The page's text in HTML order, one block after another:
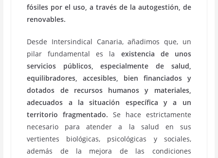
fósiles por el uso, a través de la autogestión, de
renovables.
Desde Intersindical Canaria, añadimos que, un
pilar fundamental es la existencia de unos
servicios públicos, especialmente de salud,
equilibradores, accesibles, bien financiados y
dotados de recursos humanos y materiales,
adecuados a la situación específica y a un
territorio fragmentado. Se hace estrictamente
necesario para atender a la salud en sus
vertientes biológicas, psicológicas y sociales,
además de la mejora de las condiciones